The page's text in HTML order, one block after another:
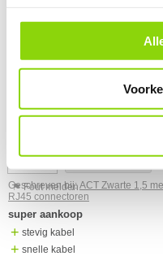
alle cookies. Je kunt je
door in de footer van onze
Kabellengte: 0.50 m
Kleur Product: Paars
Vendorcode
Garantie
⚑ Fout melden
Vergelijk product
5,
REVIEWS(1)
Geschreven bij:ACT Zwarte 1,5
RJ45 connectoren
super aankoop
stevig kabel
snelle kabel